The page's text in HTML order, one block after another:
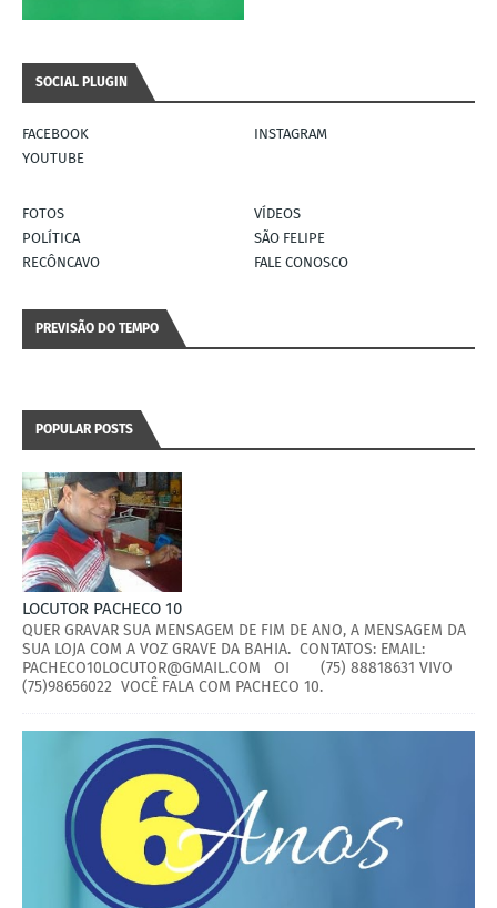
SOCIAL PLUGIN
FACEBOOK
INSTAGRAM
YOUTUBE
FOTOS
VÍDEOS
POLÍTICA
SÃO FELIPE
RECÔNCAVO
FALE CONOSCO
PREVISÃO DO TEMPO
POPULAR POSTS
LOCUTOR PACHECO 10
QUER GRAVAR SUA MENSAGEM DE FIM DE ANO, A MENSAGEM DA
SUA LOJA COM A VOZ GRAVE DA BAHIA. CONTATOS: EMAIL:
PACHECO10LOCUTOR@GMAIL.COM OI (75) 88818631 VIVO
(75)98656022 VOCÊ FALA COM PACHECO 10.